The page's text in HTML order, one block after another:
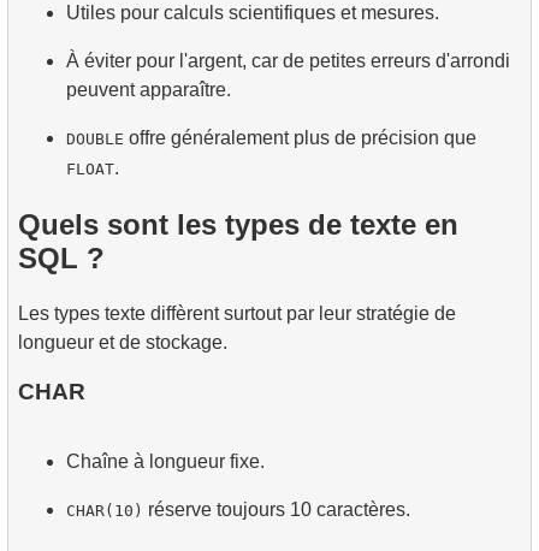
Utiles pour calculs scientifiques et mesures.
À éviter pour l'argent, car de petites erreurs d'arrondi
peuvent apparaître.
DOUBLE offre généralement plus de précision que
FLOAT.
Quels sont les types de texte en
SQL ?
Les types texte diffèrent surtout par leur stratégie de
longueur et de stockage.
CHAR
Chaîne à longueur fixe.
CHAR(10) réserve toujours 10 caractères.